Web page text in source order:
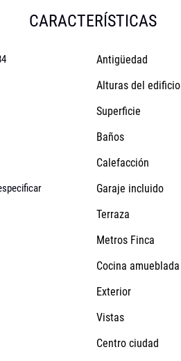
CARACTERÍSTICAS
Antigüedad
Alturas del edificio
Superficie
Baños
Calefacción
Garaje incluido
Terraza
Metros Finca
Cocina amueblada
Exterior
Vistas
Centro ciudad